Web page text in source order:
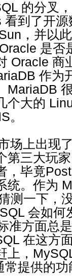
的分叉
到了开
，并以
是否
Oracle 商
作为
MariaDB
个大的
。
场上出现
第三大玩
，毕竟
统。作为
测一下，
会如何
准方面总
在这方
上，
常提供的